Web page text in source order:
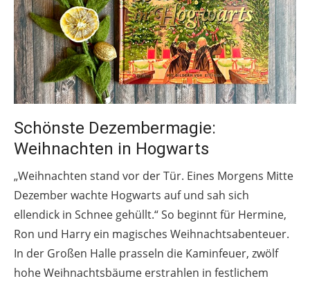
Schönste Dezembermagie:
Weihnachten in Hogwarts
„Weihnachten stand vor der Tür. Eines Morgens Mitte
Dezember wachte Hogwarts auf und sah sich
ellendick in Schnee gehüllt.“ So beginnt für Hermine,
Ron und Harry ein magisches Weihnachtsabenteuer.
In der Großen Halle prasseln die Kaminfeuer, zwölf
hohe Weihnachtsbäume erstrahlen in festlichem